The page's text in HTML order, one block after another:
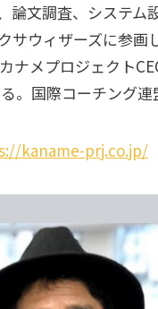
論文調査、システム
サウィザーズに参画
ナメプロジェクト
。国際コーチング
kaname-prj.co.jp/